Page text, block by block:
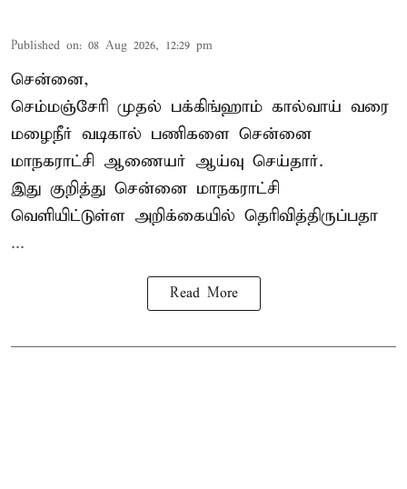
Published on: 08 Aug 2026, 12:29 pm
சென்னை,
செம்மஞ்சேரி முதல் பக்கிங்ஹாம் கால்வாய் வரை
மழைநீர் வடிகால் பணிகளை சென்னை
மாநகராட்சி ஆணையர் ஆய்வு செய்தார்.
இது குறித்து சென்னை மாநகராட்சி
வெளியிட்டுள்ள அறிக்கையில் தெரிவித்திருப்பதா
...
Read More